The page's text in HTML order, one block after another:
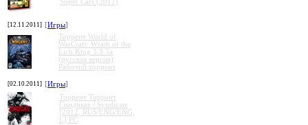
Super Cars (2011)
[12.11.2011] [Игры]
Торрент World of
WarCraft: Wrath of the
Lich King 3.3.5a
(русская версия)
Рабочий торрент
[02.10.2011] [Игры]
Торрент Торрент
Cиндикат / Syndicate
[2012, RUS/ENG/ENG,
L] PC